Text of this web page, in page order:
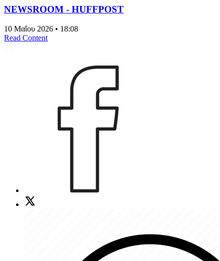
NEWSROOM - HUFFPOST
10 Μαΐου 2026 • 18:08
Read Content